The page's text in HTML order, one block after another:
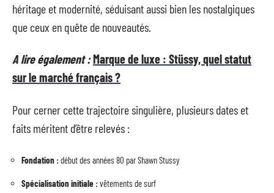
héritage et modernité, séduisant aussi bien les nostalgiques
que ceux en quête de nouveautés.
A lire également :Marque de luxe : Stüssy, quel statut
sur le marché français ?
Pour cerner cette trajectoire singulière, plusieurs dates et
faits méritent d’être relevés :
Fondation :début des années 80 par Shawn Stussy
Spécialisation initiale :vêtements de surf